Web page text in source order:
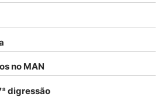
no MAN
digressão